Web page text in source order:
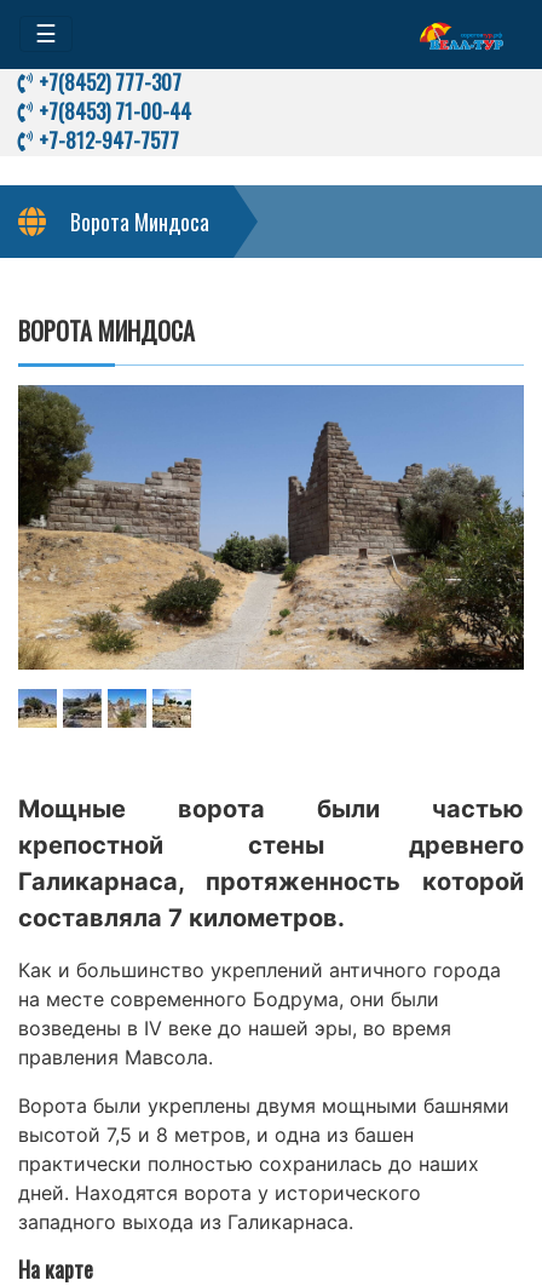
☰
+7(8452) 777-307
+7(8453) 71-00-44
+7-812-947-7577
Ворота Миндоса
ВОРОТА МИНДОСА
Мощные ворота были частью
крепостной стены древнего
Галикарнаса, протяженность которой
составляла 7 километров.
Как и большинство укреплений античного города
на месте современного Бодрума, они были
возведены в IV веке до нашей эры, во время
правления Мавсола.
Ворота были укреплены двумя мощными башнями
высотой 7,5 и 8 метров, и одна из башен
практически полностью сохранилась до наших
дней. Находятся ворота у исторического
западного выхода из Галикарнаса.
На карте